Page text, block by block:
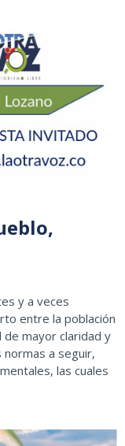
y a veces
entre la población
de mayor claridad y
a seguir,
las cuales